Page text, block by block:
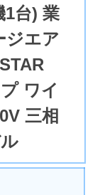
1台) 業
ジエア
ワイ
三相